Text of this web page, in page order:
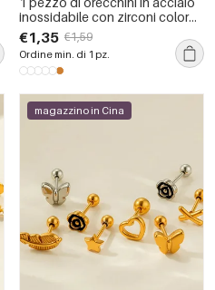
inossidabile con zirconi color
oro impermeabili
€1,35 €1,59
Ordine min. di 1 pz.
magazzino in Cina